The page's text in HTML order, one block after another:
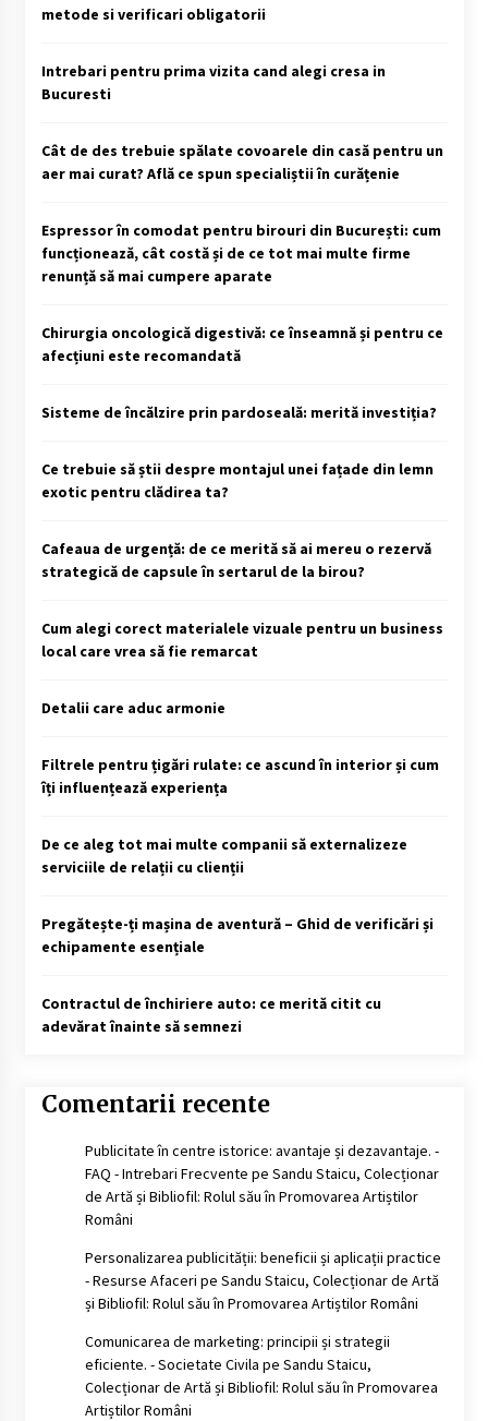
metode si verificari obligatorii
Intrebari pentru prima vizita cand alegi cresa in
Bucuresti
Cât de des trebuie spălate covoarele din casă pentru un
aer mai curat? Află ce spun specialiștii în curățenie
Espressor în comodat pentru birouri din București: cum
funcționează, cât costă și de ce tot mai multe firme
renunță să mai cumpere aparate
Chirurgia oncologică digestivă: ce înseamnă și pentru ce
afecțiuni este recomandată
Sisteme de încălzire prin pardoseală: merită investiția?
Ce trebuie să știi despre montajul unei fațade din lemn
exotic pentru clădirea ta?
Cafeaua de urgență: de ce merită să ai mereu o rezervă
strategică de capsule în sertarul de la birou?
Cum alegi corect materialele vizuale pentru un business
local care vrea să fie remarcat
Detalii care aduc armonie
Filtrele pentru țigări rulate: ce ascund în interior și cum
îți influențează experiența
De ce aleg tot mai multe companii să externalizeze
serviciile de relații cu clienții
Pregătește-ți mașina de aventură – Ghid de verificări și
echipamente esențiale
Contractul de închiriere auto: ce merită citit cu
adevărat înainte să semnezi
Comentarii recente
Publicitate în centre istorice: avantaje și dezavantaje. -
FAQ - Intrebari Frecvente pe Sandu Staicu, Colecționar
de Artă și Bibliofil: Rolul său în Promovarea Artiștilor
Români
Personalizarea publicității: beneficii și aplicații practice
- Resurse Afaceri pe Sandu Staicu, Colecționar de Artă
și Bibliofil: Rolul său în Promovarea Artiștilor Români
Comunicarea de marketing: principii și strategii
eficiente. - Societate Civila pe Sandu Staicu,
Colecționar de Artă și Bibliofil: Rolul său în Promovarea
Artiștilor Români